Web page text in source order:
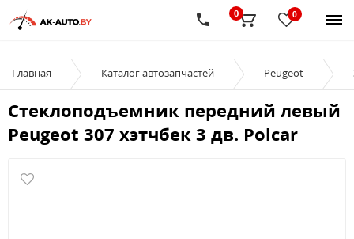
0
0
Главная Каталог автозапчастей Peugeot
Стеклоподъемник передний левый
Peugeot 307 хэтчбек 3 дв. Polcar